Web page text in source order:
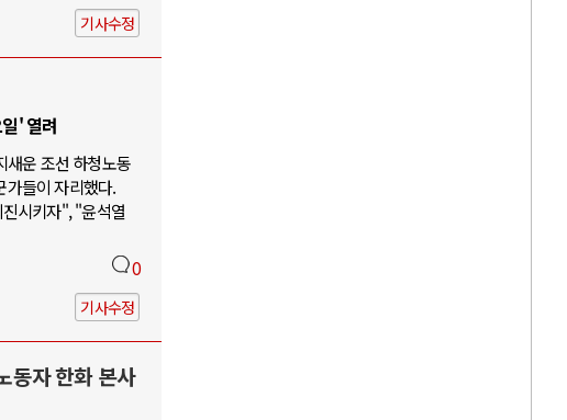
기사수정
' 열려
새운 조선 하청노동
가들이 자리했다.
시키자", "윤석열
0
기사수정
동자 한화 본사